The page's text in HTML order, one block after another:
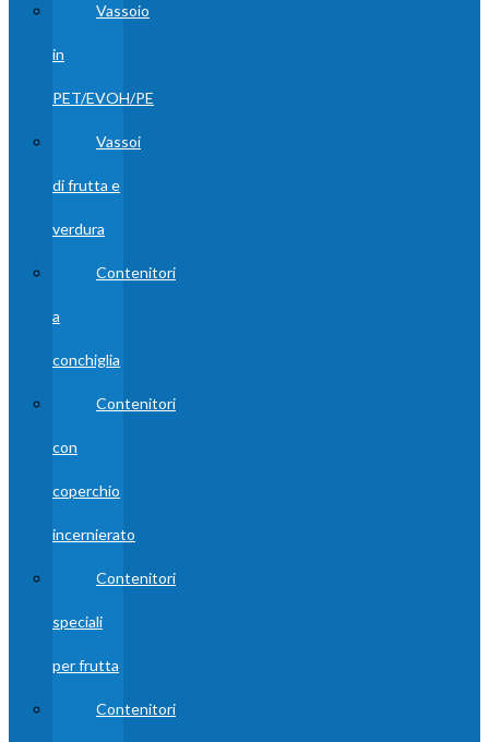
Vassoio
in
PET/EVOH/PE
Vassoi
di frutta e
verdura
Contenitori
a
conchiglia
Contenitori
con
coperchio
incernierato
Contenitori
speciali
per frutta
Contenitori